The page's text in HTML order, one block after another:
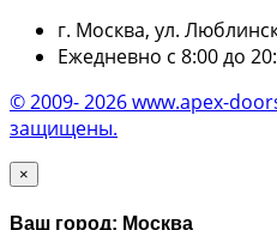
г. Москва, ул.
Ежедневно с 8:00 до
© 2009- 2026 www.apex-
защищены.
×
Ваш город: Москва